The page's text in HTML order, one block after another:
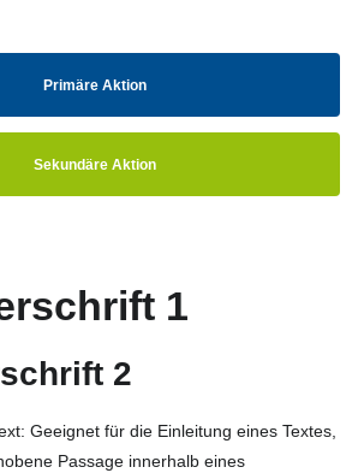
Primäre Aktion
Sekundäre Aktion
1
2
Geeignet für die Einleitung eines Textes,
Passage innerhalb eines